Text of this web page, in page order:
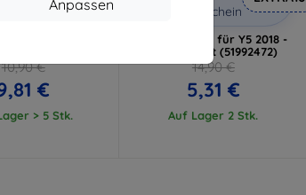
Anpassen
Gutschein
10,90 €
€
> 5 Stk.
Gutschein
Huawei-Hülle für Y5 2018 -
transparent (51992472)
14,90 €
5,31 €
Auf Lager 2 Stk.